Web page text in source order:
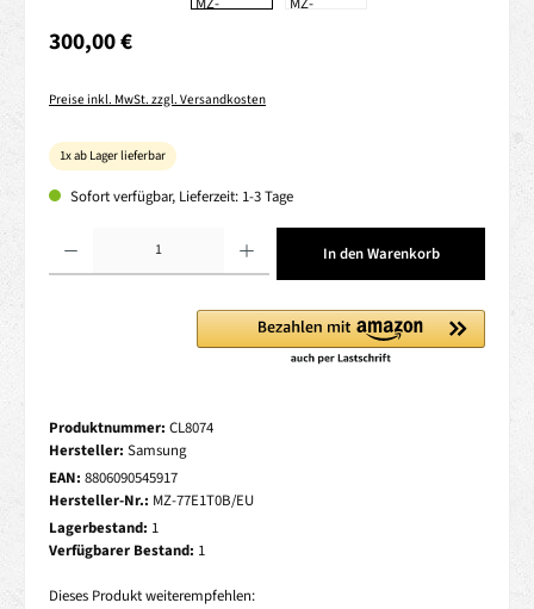
Regulärer Preis:
300,00 €
Preise inkl. MwSt. zzgl. Versandkosten
1x ab Lager lieferbar
Sofort verfügbar, Lieferzeit: 1-3 Tage
In den Warenkorb
Produktnummer: CL8074
Hersteller: Samsung
EAN: 8806090545917
Hersteller-Nr.: MZ-77E1T0B/EU
Lagerbestand: 1
Verfügbarer Bestand: 1
Dieses Produkt weiterempfehlen: